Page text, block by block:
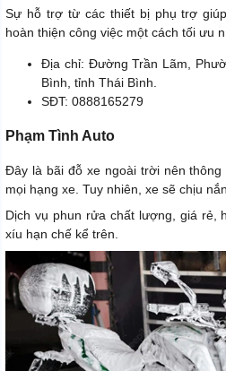
Sự hỗ trợ từ các thiết bị phụ trợ
hoàn thiện công việc một cách tối ưu
Địa chỉ: Đường Trần Lãm,
Bình, tỉnh Thái Bình.
SĐT: 0888165279
Phạm Tình Auto
Đây là bãi đỗ xe ngoài trời nên
mọi hạng xe. Tuy nhiên, xe sẽ chịu
Dịch vụ phun rửa chất lượng, giá rẻ,
xíu hạn chế kể trên.